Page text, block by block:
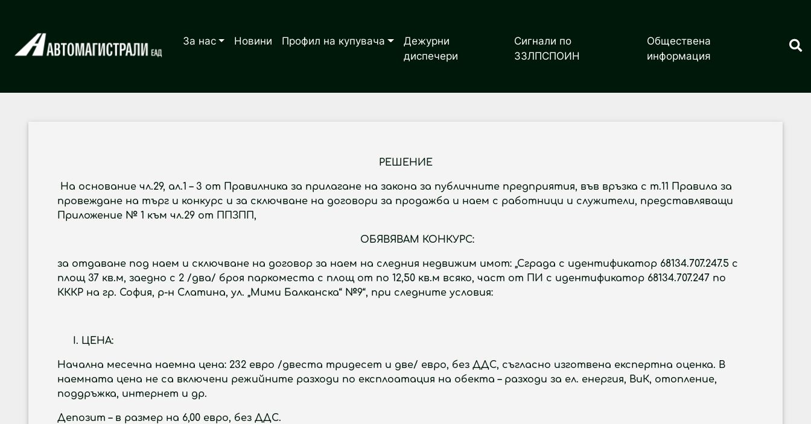
За нас Новини Профил на купувача
Дежурни
диспечери
Сигнали по
ЗЗЛПСПОИН
Обществена
информация
РЕШЕНИЕ
На основание чл.29, ал.1 – 3 от Правилника за прилагане на закона за публичните предприятия, във връзка с т.11 Правила за
провеждане на търг и конкурс и за сключване на договори за продажба и наем с работници и служители, представляващи
Приложение № 1 към чл.29 от ППЗПП,
ОБЯВЯВАМ КОНКУРС:
за отдаване под наем и сключване на договор за наем на следния недвижим имот: „Сграда с идентификатор 68134.707.247.5 с
площ 37 кв.м, заедно с 2 /два/ броя паркоместа с площ от по 12,50 кв.м всяко, част от ПИ с идентификатор 68134.707.247 по
КККР на гр. София, р-н Слатина, ул. „Мими Балканска“ №9“, при следните условия:
ЦЕНА:
Начална месечна наемна цена: 232 евро /двеста тридесет и две/ евро, без ДДС, съгласно изготвена експертна оценка. В
наемната цена не са включени режийните разходи по експлоатация на обекта – разходи за ел. енергия, ВиК, отопление,
поддръжка, интернет и др.
Депозит – в размер на 6,00 евро, без ДДС.